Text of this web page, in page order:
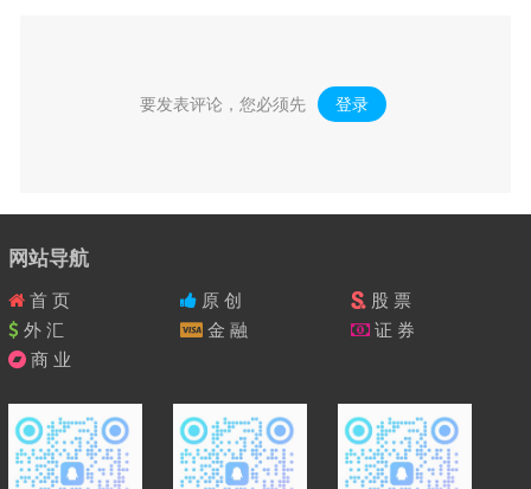
要发表评论，您必须先 登录 。
网站导航
首 页 原 创
股 票
外 汇
金 融
证 券
商 业